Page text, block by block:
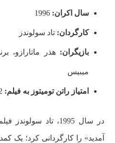
سال اکران: 1996
کارگردان: تاد سولوندز
بازیگران:هذر ماتارازو،
میبیس
امتیاز راتن تومیتوز به فیلم:
در سال 1995، تاد
آمدید» را کارگردانی کرد؛ یک